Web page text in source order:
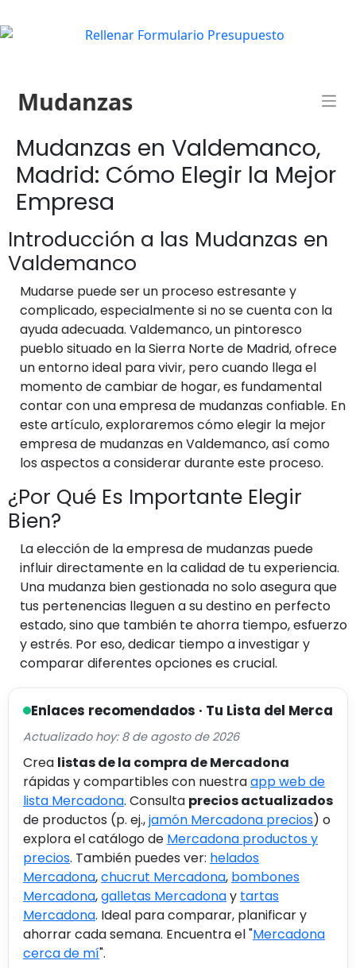
Mudanzas
Mudanzas en Valdemanco,
Madrid: Cómo Elegir la Mejor
Empresa
Introducción a las Mudanzas en
Valdemanco
Mudarse puede ser un proceso estresante y
complicado, especialmente si no se cuenta con la
ayuda adecuada. Valdemanco, un pintoresco
pueblo situado en la Sierra Norte de Madrid, ofrece
un entorno ideal para vivir, pero cuando llega el
momento de cambiar de hogar, es fundamental
contar con una empresa de mudanzas confiable. En
este artículo, exploraremos cómo elegir la mejor
empresa de mudanzas en Valdemanco, así como
los aspectos a considerar durante este proceso.
¿Por Qué Es Importante Elegir
Bien?
La elección de la empresa de mudanzas puede
influir directamente en la calidad de tu experiencia.
Una mudanza bien gestionada no solo asegura que
tus pertenencias lleguen a su destino en perfecto
estado, sino que también te ahorra tiempo, esfuerzo
y estrés. Por eso, dedicar tiempo a investigar y
comparar diferentes opciones es crucial.
Enlaces recomendados · Tu Lista del Merca
Actualizado hoy: 8 de agosto de 2026
Crea listas de la compra de Mercadona
rápidas y compartibles con nuestraapp web de
lista Mercadona. Consulta precios actualizados
de productos (p. ej.,jamón Mercadona precios) o
explora el catálogo de Mercadona productos y
precios. También puedes ver: helados
Mercadona,chucrut Mercadona, bombones
Mercadona,galletas Mercadonay tartas
Mercadona. Ideal para comparar, planificar y
ahorrar cada semana. Encuentra el "Mercadona
cerca de mí".